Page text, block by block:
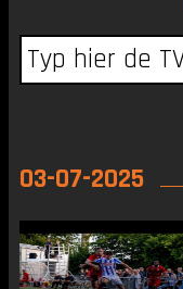
03-07-2025